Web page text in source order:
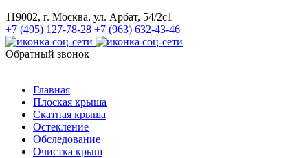
119002, г. Москва, ул. Арбат, 54/2с1
+7 (495) 127-78-28 +7 (963) 632-43-46
Обратный звонок
Главная
Плоская крыша
Скатная крыша
Остекление
Обследование
Очистĸа крыш